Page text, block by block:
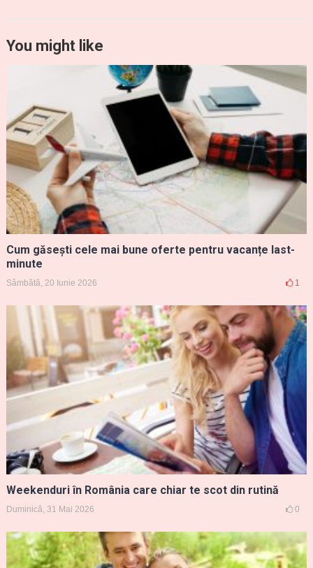
You might like
Cum găsești cele mai bune oferte pentru vacanțe last-
minute
Sâmbătă, 20 Iunie 2026 1
Weekenduri în România care chiar te scot din rutină
Duminică, 31 Mai 2026 0